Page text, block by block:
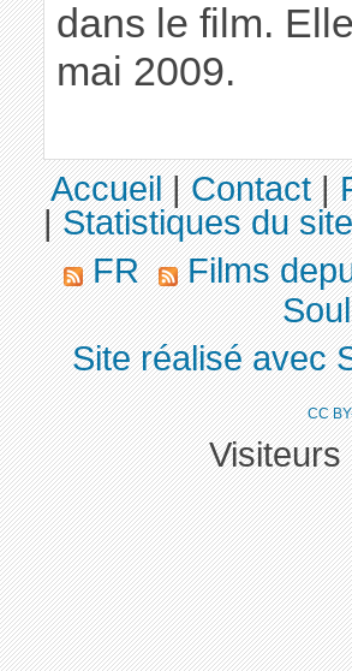
dans le film.
mai 2009.
Accueil|Contact|
|Statistiques du site
FR
Films
Site réalisé avec
CC